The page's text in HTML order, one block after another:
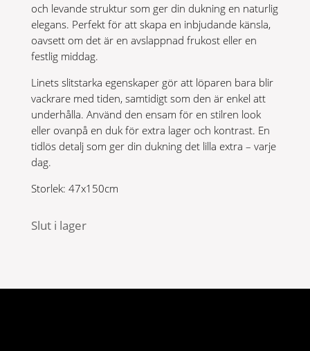
och levande struktur som ger din dukning en naturlig
elegans. Perfekt för att skapa en inbjudande känsla,
oavsett om det är en avslappnad frukost eller en
festlig middag.
Linets slitstarka egenskaper gör att löparen bara blir
vackrare med tiden, samtidigt som den är enkel att
underhålla. Använd den ensam för en stilren look
eller ovanpå en duk för extra lager och kontrast. En
tidlös detalj som ger din dukning det lilla extra – varje
dag.
Storlek: 47x150cm
Slut i lager